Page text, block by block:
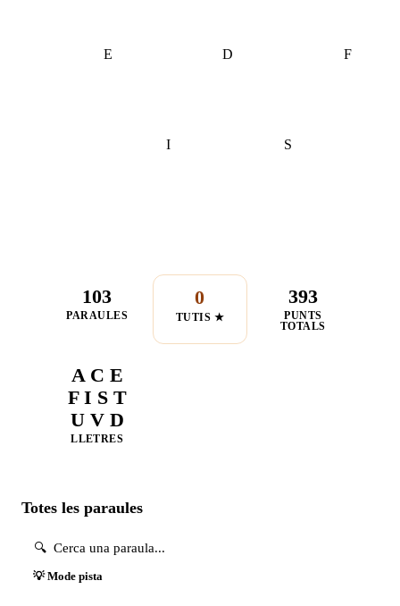
D
E F
I S
103
PARAULES
0
TUTIS ★
393
PUNTS
TOTALS
A C E
F I S T
U V D
LLETRES
Totes les paraules
💡 Mode pista